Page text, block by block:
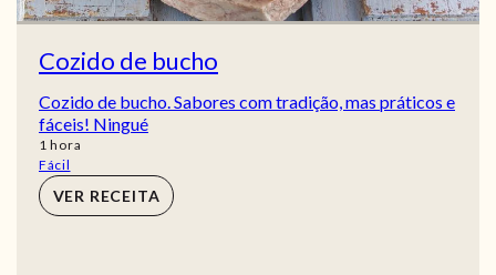
Cozido de bucho
Cozido de bucho. Sabores com tradição, mas práticos e
fáceis! Ningué
1 hora
hora
Fácil
VER RECEITA